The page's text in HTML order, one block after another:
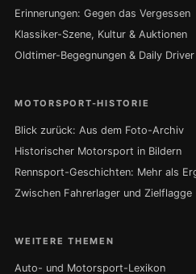
Erinnerungen: Gegen das Vergessen
Klassiker-Szene, Kultur & Auktionen
Oldtimer-Begegnungen & Daily Driver
MOTORSPORT-HISTORIE
Blick zurück: Aus dem Foto-Archiv
Historischer Motorsport in Bildern
Rennsport-Geschichten: Mehr als
Zwischen Fahrerlager und Zielflagge
WEITERE THEMEN
Auto- und Motorsport-Lexikon